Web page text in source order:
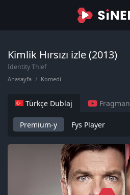
Kimlik Hırsızı izle (2013)
Identity Thief
Anasayfa Komedi
Türkçe Dublaj Fragman
Premium-y Fys Player